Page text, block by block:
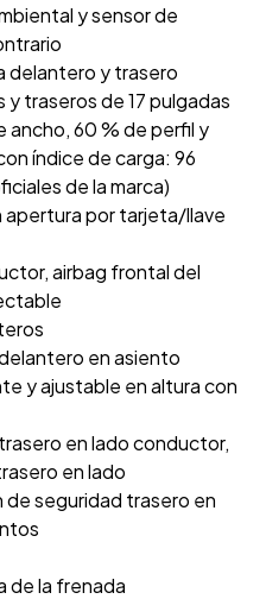
y sensor de
delantero y trasero
traseros de 17 pulgadas
ancho, 60 % de perfil y
índice de carga: 96
de la marca)
apertura por tarjeta/llave
airbag frontal del
en asiento
y ajustable en altura con
en lado conductor,
en lado
seguridad trasero en
de la frenada